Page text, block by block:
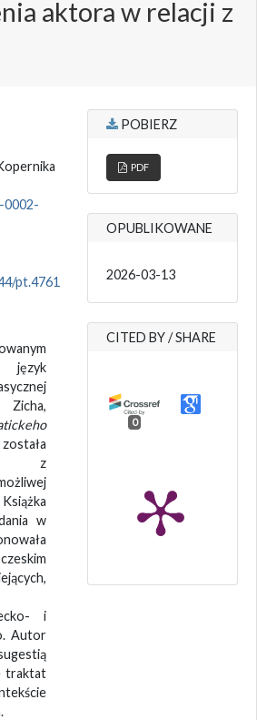
aktora w relacji z
pt.4761
język
Zicha,
została
z
w
i
Autor
traktat
POBIERZ
PDF
OPUBLIKOWANE
2026-03-13
CITED BY / SHARE
0